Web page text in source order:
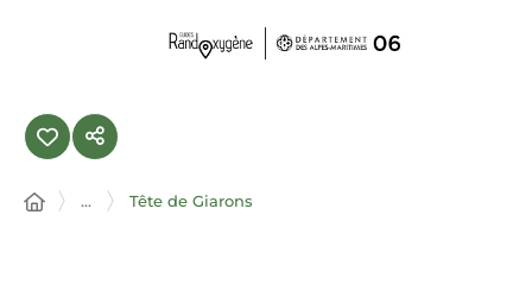
... Tête de Giarons